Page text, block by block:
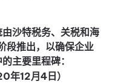
沙特税务、关税和海
段推出，以确保企业
主要里程碑：
年12月4日）